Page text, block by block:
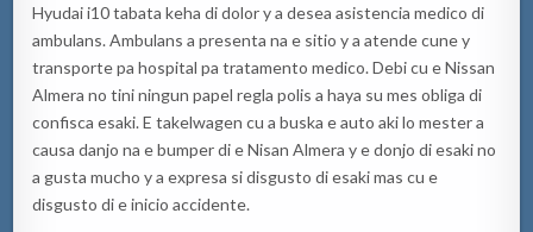
Hyudai i10 tabata keha di dolor y a desea asistencia medico di
ambulans. Ambulans a presenta na e sitio y a atende cune y
transporte pa hospital pa tratamento medico. Debi cu e Nissan
Almera no tini ningun papel regla polis a haya su mes obliga di
confisca esaki. E takelwagen cu a buska e auto aki lo mester a
causa danjo na e bumper di e Nisan Almera y e donjo di esaki no
a gusta mucho y a expresa si disgusto di esaki mas cu e
disgusto di e inicio accidente.